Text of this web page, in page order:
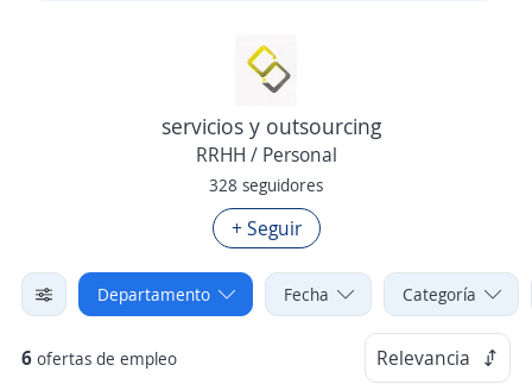
servicios y outsourcing
RRHH / Personal
328 seguidores
+ Seguir
Departamento Fecha Categoría
6 ofertas de empleo Relevancia